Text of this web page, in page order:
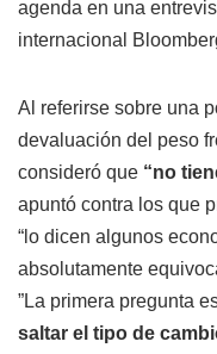
agenda en una
internacional
Al referirse sobre una
devaluación del peso
consideró que “no
apuntó contra los que
“lo dicen algunos
absolutamente
”La primera pregunta
saltar el tipo de